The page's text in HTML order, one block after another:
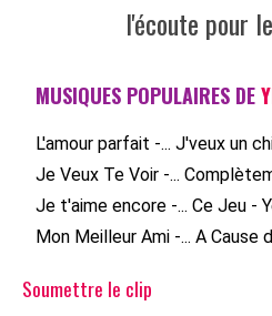
l'écoute pour
MUSIQUES POPULAIRES DE
L'amour parfait -... J'veux un
Je Veux Te Voir -...
Je t'aime encore -... Ce Jeu -
Mon Meilleur Ami -... A Cause
Soumettre le clip